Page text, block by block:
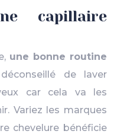
capillaire
une bonne routine
de laver
car cela va les
Variez les marques
chevelure bénéficie